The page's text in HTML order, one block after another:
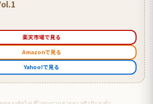
楽天市場で見る
Amazonで見る
Yahoo!で見る